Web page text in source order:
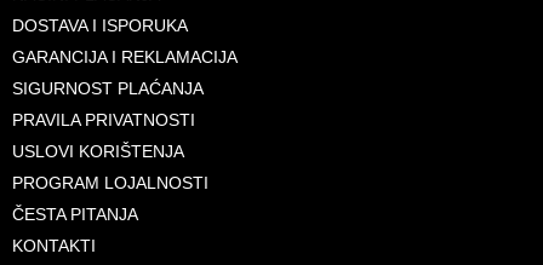
DOSTAVA I ISPORUKA
GARANCIJA I REKLAMACIJA
SIGURNOST PLAĆANJA
PRAVILA PRIVATNOSTI
USLOVI KORIŠTENJA
PROGRAM LOJALNOSTI
ČESTA PITANJA
KONTAKTI